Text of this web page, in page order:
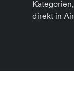
direkt in